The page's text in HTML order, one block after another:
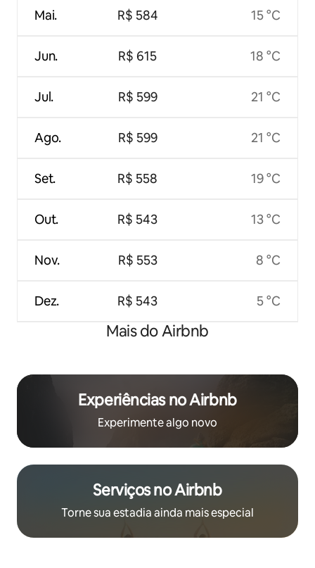
Mai.
Jun.
Jul.
Ago.
Set.
Out.
Nov.
Dez.
R$ 584
R$ 615
R$ 599
R$ 599
R$ 558
R$ 543
R$ 553
R$ 543
15 °C
18 °C
21 °C
21 °C
19 °C
13 °C
8 °C
5 °C
Mais do Airbnb
Experiências no Airbnb
Experimente algo novo
Serviços no Airbnb
Torne sua estadia ainda mais especial